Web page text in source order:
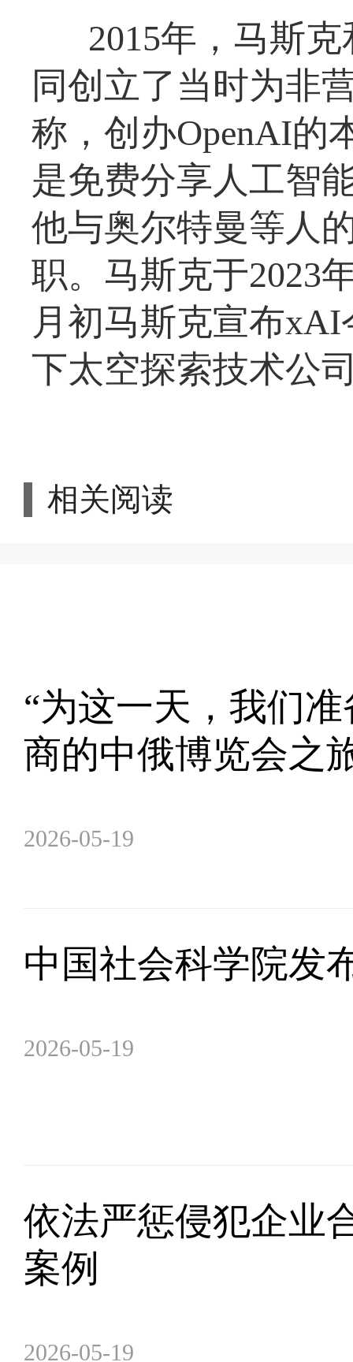
2015年，马斯
同创立了当时为非
称，创办OpenAI的
是免费分享人工智
他与奥尔特曼等人
职。马斯克于2023
月初马斯克宣布
下太空探索技术公
相关阅读
“为这一天，我们
商的中俄博览会之
2026-05-19
中国社会科学院发
2026-05-19
依法严惩侵犯企业
案例
2026-05-19